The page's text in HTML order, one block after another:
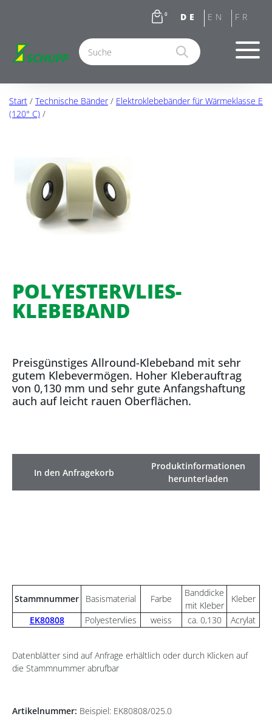
0
Start / Technische Bänder/ Elektroklebebänder für Wärmeklasse E
(120° C) /
POLYESTERVLIES-
KLEBEBAND
Preisgünstiges Allround-Klebeband mit sehr
gutem Klebevermögen. Hoher Kleberauftrag
von 0,130 mm und sehr gute Anfangshaftung
auch auf leicht rauen Oberflächen.
In den Anfragekorb
Produktinformationen
herunterladen
Stammnummer Basismaterial Farbe
Banddicke
mit Kleber
Kleber
EK80808
Polyestervlies weiss ca. 0,130 Acrylat
Datenblätter sind auf Anfrage erhältlich oder durch Klicken auf
die Stammnummer abrufbar
Artikelnummer: Beispiel: EK80808/025.0